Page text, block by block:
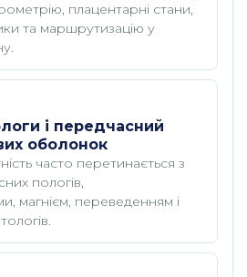
плацентарні стани,
та маршрутизацію у
і передчасний
оболонок
часто перетинається з
пологів,
магнієм, переведенням і